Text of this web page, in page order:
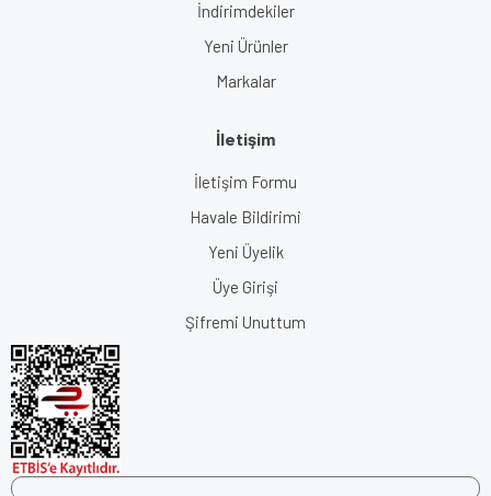
İndirimdekiler
Yeni Ürünler
Markalar
İletişim
İletişim Formu
Havale Bildirimi
Yeni Üyelik
Üye Girişi
Şifremi Unuttum